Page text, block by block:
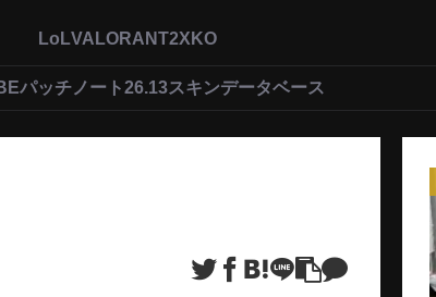
LoLVALORANT2XKO
パッチノート26.13スキンデータベース